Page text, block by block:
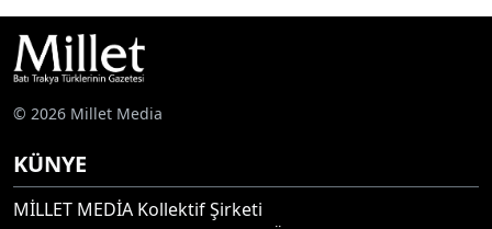
© 2026 Millet Media
KÜNYE
MİLLET MEDİA Kollektif Şirketi